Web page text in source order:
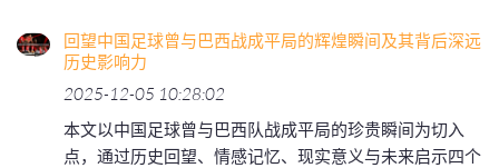
回望中国足球曾与巴西战成平局的辉煌瞬间及其背后深远
历史影响力
2025-12-05 10:28:02
本文以中国足球曾与巴西队战成平局的珍贵瞬间为切入
点，通过历史回望、情感记忆、现实意义与未来启示四个